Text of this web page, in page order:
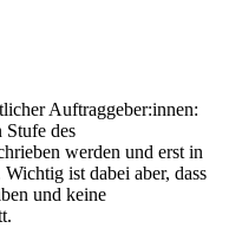
Auftraggeber:innen:
Stufe des
werden und erst in
ist dabei aber, dass
und keine